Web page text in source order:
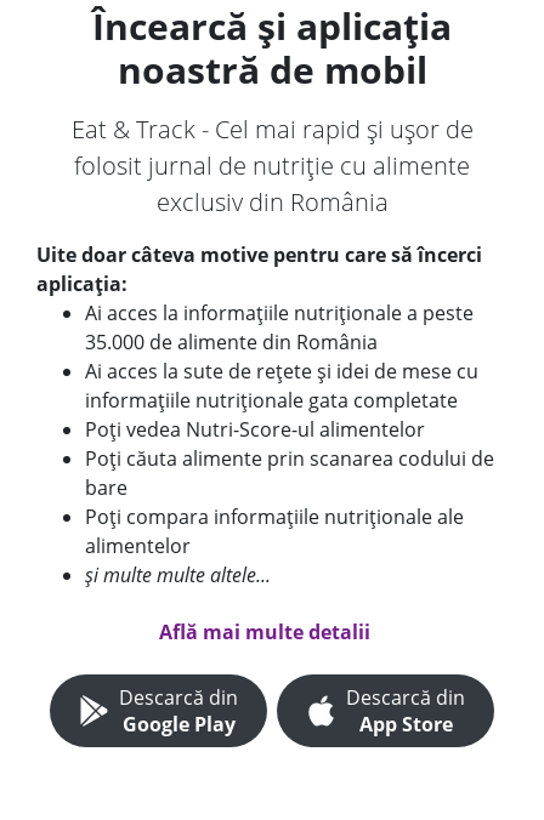
Încearcă și aplicația
noastră de mobil
Eat & Track - Cel mai rapid și ușor de
folosit jurnal de nutriție cu alimente
exclusiv din România
Uite doar câteva motive pentru care să încerci
aplicația:
Ai acces la informațiile nutriționale a peste
35.000 de alimente din România
Ai acces la sute de rețete și idei de mese cu
informațiile nutriționale gata completate
Poți vedea Nutri-Score-ul alimentelor
Poți căuta alimente prin scanarea codului de
bare
Poți compara informațiile nutriționale ale
alimentelor
și multe multe altele...
Află mai multe detalii
Descarcă din
Google Play
Descarcă din
App Store